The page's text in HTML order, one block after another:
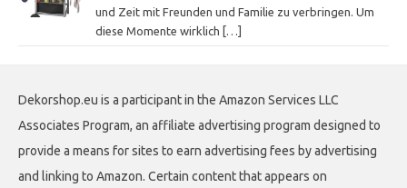
und Zeit mit Freunden und Familie zu verbringen. Um
diese Momente wirklich
[…]
Dekorshop.eu is a participant in the Amazon Services LLC
Associates Program, an affiliate advertising program designed to
provide a means for sites to earn advertising fees by advertising
and linking to Amazon. Certain content that appears on